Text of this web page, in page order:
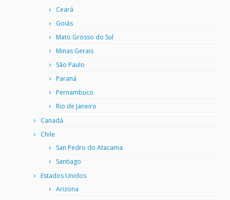
Ceará
Goiás
Mato Grosso do Sul
Minas Gerais
São Paulo
Paraná
Pernambuco
Rio de Janeiro
Canadá
Chile
San Pedro do Atacama
Santiago
Estados Unidos
Arizona